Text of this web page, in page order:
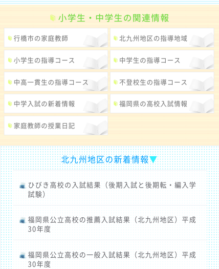
小学生・中学生の関連情報
行橋市の家庭教師 北九州地区の指導地域
小学生の指導コース 中学生の指導コース
中高一貫生の指導コース 不登校生の指導コース
中学入試の新着情報 福岡県の高校入試情報
家庭教師の授業日記
北九州地区の新着情報▼
ひびき高校の入試結果（後期入試と後期転・編入学
試験）
福岡県公立高校の推薦入試結果（北九州地区）平成
30年度
福岡県公立高校の一般入試結果（北九州地区）平成
30年度